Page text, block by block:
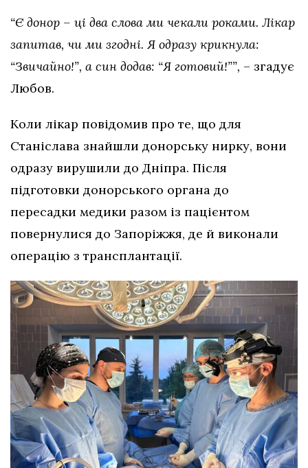
“Є донор – ці два слова ми чекали роками. Лікар
запитав, чи ми згодні. Я одразу крикнула:
“Звичайно!”, а син додав: “Я готовий!””, – згадує
Любов.
Коли лікар повідомив про те, що для
Станіслава знайшли донорську нирку, вони
одразу вирушили до Дніпра. Після
підготовки донорського органа до
пересадки медики разом із пацієнтом
повернулися до Запоріжжя, де й виконали
операцію з трансплантації.